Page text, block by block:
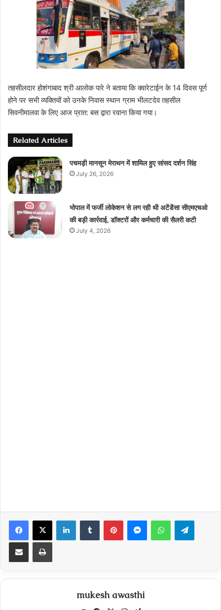
तहसीलदार होशंगाबाद श्री आलोक पारे ने बताया कि क्वारेटाईन के 14 दिवस पूर्ण
होने पर सभी व्यक्तियों को उनके निवास स्थान ग्राम भीलटदेव तहसील
सिवनीमालवा के लिए आज प्रात: बस द्वारा रवाना किया गया।
Related Articles
पचमड़ी मानसून मेराथन में शामिल हुए सांसद दर्शन सिंह
July 26, 2026
भोपाल में फर्जी लोकेशन से लग रही थी अटेंडेंस! सीएमएचओ
की बड़ी कार्रवाई, डॉक्टरों और कर्मचारी की सैलरी कटी
July 4, 2026
Facebook
X LinkedInTumblr PinterestMessengerWhatsApp
Share via Email Print
mukesh awasthi